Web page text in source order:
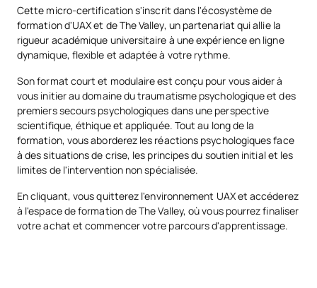
Cette micro-certification s'inscrit dans l'écosystème de
formation d'UAX et de The Valley, un partenariat qui allie la
rigueur académique universitaire à une expérience en ligne
dynamique, flexible et adaptée à votre rythme.
Son format court et modulaire est conçu pour vous aider à
vous initier au domaine du traumatisme psychologique et des
premiers secours psychologiques dans une perspective
scientifique, éthique et appliquée. Tout au long de la
formation, vous aborderez les réactions psychologiques face
à des situations de crise, les principes du soutien initial et les
limites de l'intervention non spécialisée.
En cliquant, vous quitterez l'environnement UAX et accéderez
à l'espace de formation de The Valley, où vous pourrez finaliser
votre achat et commencer votre parcours d'apprentissage.